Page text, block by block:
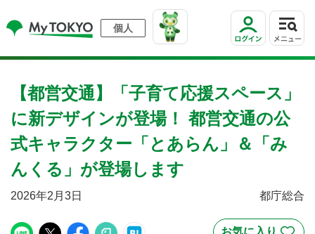
個人
【都営交通】「子育て応援スペース」
に新デザインが登場！ 都営交通の公
式キャラクター「とあらん」＆「み
んくる」が登場します
2026年2月3日 都庁総合